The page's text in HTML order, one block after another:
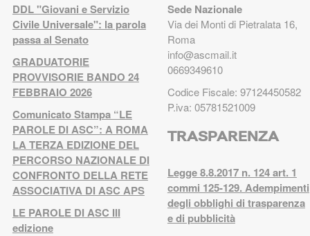
DDL "Giovani e Servizio
Civile Universale": la parola
passa al Senato
GRADUATORIE
PROVVISORIE BANDO 24
FEBBRAIO 2026
Comunicato Stampa “LE
PAROLE DI ASC”: A ROMA
LA TERZA EDIZIONE DEL
PERCORSO NAZIONALE DI
CONFRONTO DELLA RETE
ASSOCIATIVA DI ASC APS
LE PAROLE DI ASC III
edizione
Sede Nazionale
Via dei Monti di Pietralata 16,
Roma
info@ascmail.it
0669349610
Codice Fiscale: 97124450582
P.iva: 05781521009
TRASPARENZA
Legge 8.8.2017 n. 124 art. 1
commi 125-129. Adempimenti
degli obblighi di trasparenza
e di pubblicità